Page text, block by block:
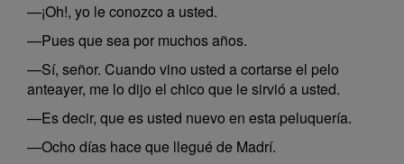
—¡Oh!, yo le conozco a usted.
—Pues que sea por muchos años.
—Sí, señor. Cuando vino usted a cortarse el pelo
anteayer, me lo dijo el chico que le sirvió a usted.
—Es decir, que es usted nuevo en esta peluquería.
—Ocho días hace que llegué de Madrí.